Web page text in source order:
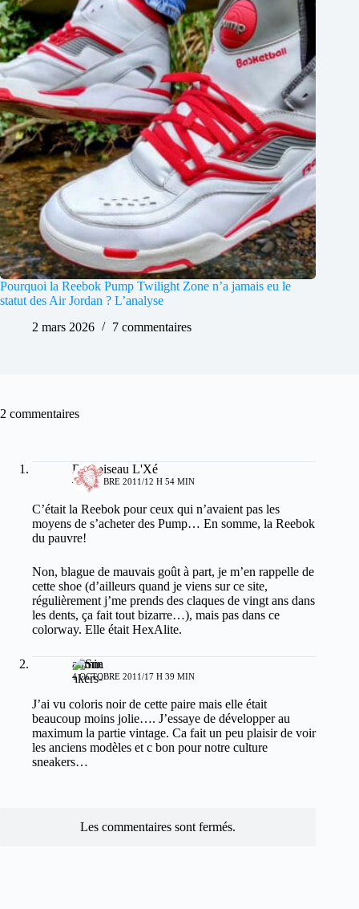
Pourquoi la Reebok Pump Twilight Zone n’a jamais eu le
statut des Air Jordan ? L’analyse
2 mars 2026
7 commentaires
2 commentaires
Damoiseau L'Xé
4 OCTOBRE 2011/12 H 54 MIN
C’était la Reebok pour ceux qui n’avaient pas les
moyens de s’acheter des Pump… En somme, la Reebok
du pauvre!
Non, blague de mauvais goût à part, je m’en rappelle de
cette shoe (d’ailleurs quand je viens sur ce site,
régulièrement j’me prends des claques de vingt ans dans
les dents, ça fait tout bizarre…), mais pas dans ce
colorway. Elle était HexAlite.
admin
4 OCTOBRE 2011/17 H 39 MIN
J’ai vu coloris noir de cette paire mais elle était
beaucoup moins jolie…. J’essaye de développer au
maximum la partie vintage. Ca fait un peu plaisir de voir
les anciens modèles et c bon pour notre culture
sneakers…
Les commentaires sont fermés.